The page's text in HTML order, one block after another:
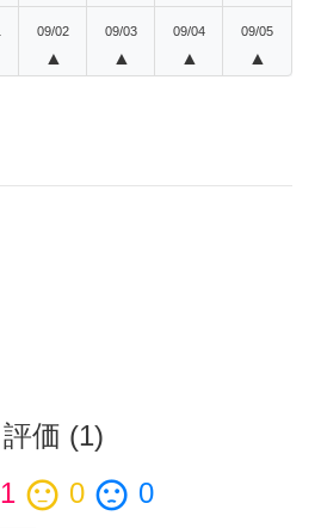
09/02
▲
09/03
▲
09/04
▲
09/05
▲
評価 (1)
1 sentiment_neutral 0 sentiment_dissatisfied 0